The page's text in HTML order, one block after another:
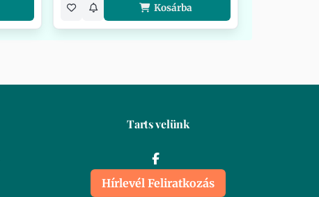
Kosárba
Tarts velünk
Hírlevél Feliratkozás